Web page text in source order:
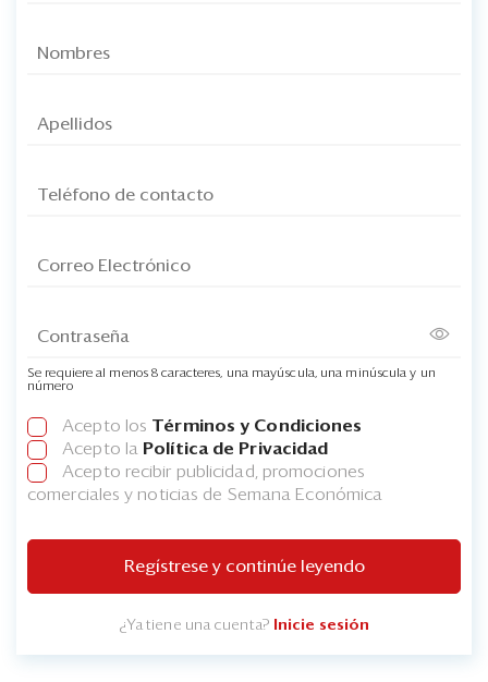
Se requiere al menos 8 caracteres, una mayúscula, una minúscula y un
número
Acepto los Términos y Condiciones
Acepto la Política de Privacidad
Acepto recibir publicidad, promociones
comerciales y noticias de Semana Económica
Regístrese y continúe leyendo
¿Ya tiene una cuenta? Inicie sesión